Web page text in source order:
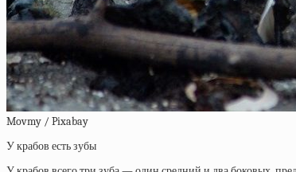
Movmy / Pixabay
У крабов есть зубы